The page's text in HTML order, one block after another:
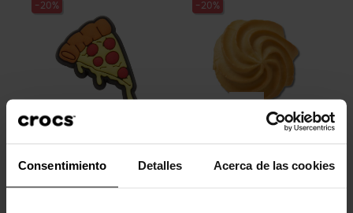
Consentimiento Detalles Acerca de las cookies
-20% -20%